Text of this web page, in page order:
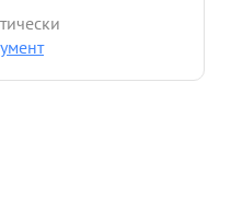
критический
рота потеряла
5 стрелковой